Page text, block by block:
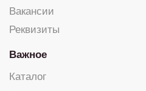
Вакансии
Реквизиты
Важное
Каталог